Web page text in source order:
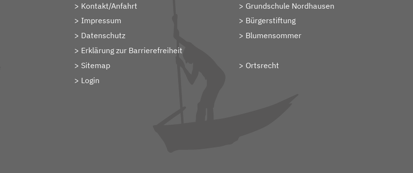
Kontakt/Anfahrt
Impressum
Datenschutz
Erklärung zur Barrierefreiheit
Sitemap
> Login
Grundschule Nordhausen
Bürgerstiftung
Blumensommer
Ortsrecht